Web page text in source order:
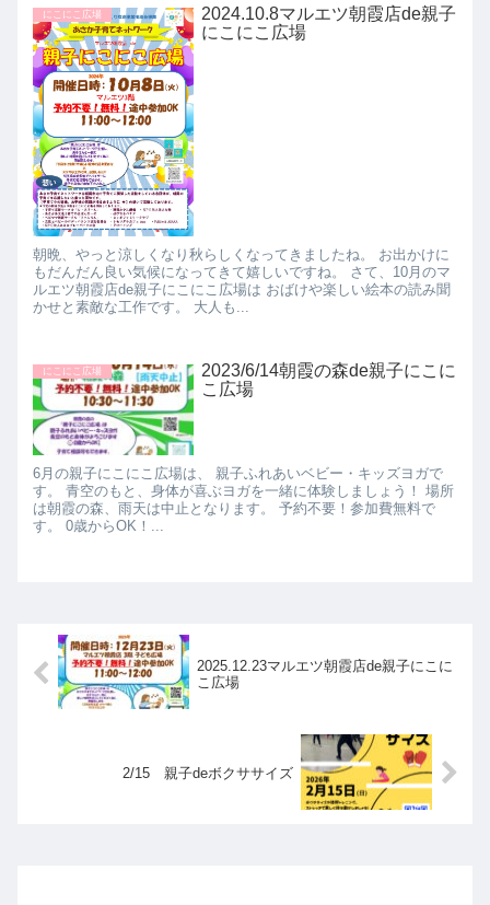
にこにこ広場
2024.10.8マルエツ朝霞店de親子
にこにこ広場
朝晩、やっと涼しくなり秋らしくなってきましたね。 お出かけに
もだんだん良い気候になってきて嬉しいですね。 さて、10月のマ
ルエツ朝霞店de親子にこにこ広場は おばけや楽しい絵本の読み聞
かせと素敵な工作です。 大人も...
にこにこ広場
2023/6/14朝霞の森de親子にこに
こ広場
6月の親子にこにこ広場は、 親子ふれあいベビー・キッズヨガで
す。 青空のもと、身体が喜ぶヨガを一緒に体験しましょう！ 場所
は朝霞の森、雨天は中止となります。 予約不要！参加費無料で
す。 0歳からOK！...
2025.12.23マルエツ朝霞店de親子にこに
こ広場
2/15 親子deボクササイズ